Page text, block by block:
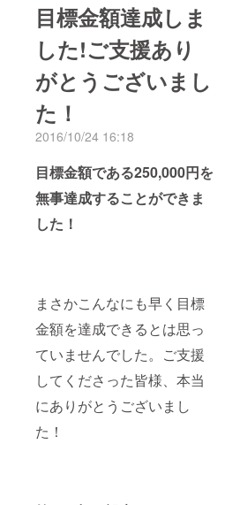
目標金額達成しま
した!ご支援あり
がとうございまし
た！
2016/10/24 16:18
目標金額である250,000円を
無事達成することができま
した！
まさかこんなにも早く目標
金額を達成できるとは思っ
ていませんでした。ご支援
してくださった皆様、本当
にありがとうございまし
た！